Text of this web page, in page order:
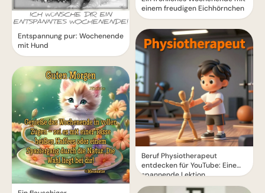
Entspannung pur: Wochenende
mit Hund
einem freudigen Eichhörnchen
Beruf Physiotherapeut
entdecken für YouTube: Eine
spannende Lektion